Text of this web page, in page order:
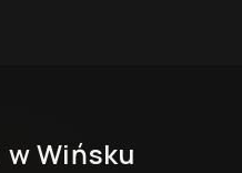
w Wińsku